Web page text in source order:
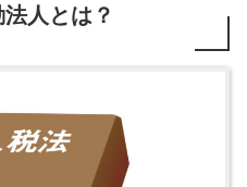
人とは？